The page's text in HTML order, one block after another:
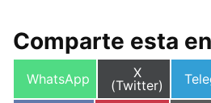
Comparte esta
Compartir
WhatsApp
Compartir
en
X
(Twitter)